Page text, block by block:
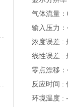
气体流量
输入压力
浓度误差 :
线性误差 :
零点漂移
反应时间 :
环境温度 :